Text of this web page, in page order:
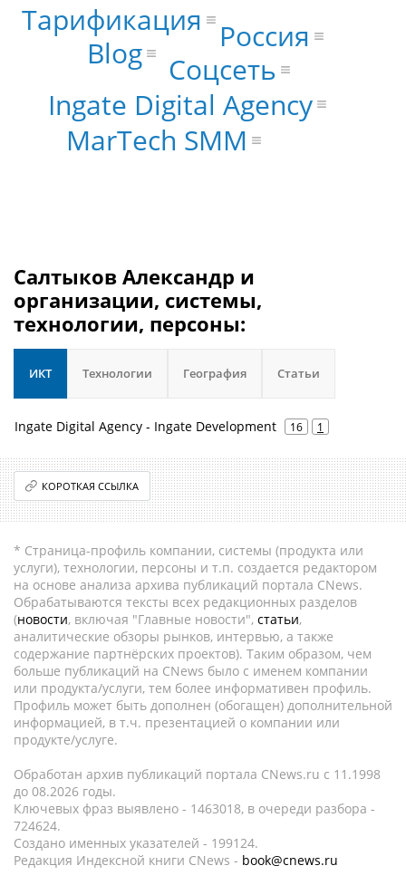
Ingate Digital Agency
Соцсеть
MarTech SMM
Blog Россия
Тарификация
Салтыков Александр и
организации, системы,
технологии, персоны:
ИКТ Технологии География Статьи
Ingate Digital Agency - Ingate Development 16 1
КОРОТКАЯ ССЫЛКА
* Страница-профиль компании, системы (продукта или
услуги), технологии, персоны и т.п. создается редактором
на основе анализа архива публикаций портала CNews.
Обрабатываются тексты всех редакционных разделов
(новости, включая "Главные новости", статьи,
аналитические обзоры рынков, интервью, а также
содержание партнёрских проектов). Таким образом, чем
больше публикаций на CNews было с именем компании
или продукта/услуги, тем более информативен профиль.
Профиль может быть дополнен (обогащен) дополнительной
информацией, в т.ч. презентацией о компании или
продукте/услуге.
Обработан архив публикаций портала CNews.ru c 11.1998
до 08.2026 годы.
Ключевых фраз выявлено - 1463018, в очереди разбора -
724624.
Создано именных указателей - 199124.
Редакция Индексной книги CNews - book@cnews.ru